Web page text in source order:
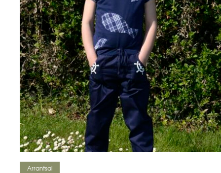
Seleccionar opciones
Arrantsal